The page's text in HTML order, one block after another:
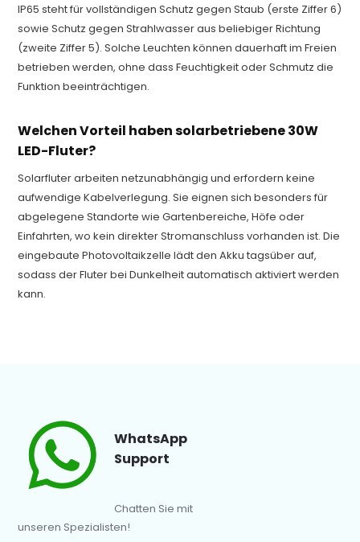
IP65 steht für vollständigen Schutz gegen Staub (erste Ziffer 6)
sowie Schutz gegen Strahlwasser aus beliebiger Richtung
(zweite Ziffer 5). Solche Leuchten können dauerhaft im Freien
betrieben werden, ohne dass Feuchtigkeit oder Schmutz die
Funktion beeinträchtigen.
Welchen Vorteil haben solarbetriebene 30W
LED-Fluter?
Solarfluter arbeiten netzunabhängig und erfordern keine
aufwendige Kabelverlegung. Sie eignen sich besonders für
abgelegene Standorte wie Gartenbereiche, Höfe oder
Einfahrten, wo kein direkter Stromanschluss vorhanden ist. Die
eingebaute Photovoltaikzelle lädt den Akku tagsüber auf,
sodass der Fluter bei Dunkelheit automatisch aktiviert werden
kann.
WhatsApp
Support
Chatten Sie mit
unseren Spezialisten!